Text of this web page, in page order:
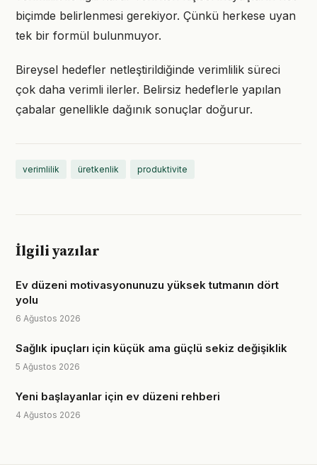
biçimde belirlenmesi gerekiyor. Çünkü herkese uyan
tek bir formül bulunmuyor.
Bireysel hedefler netleştirildiğinde verimlilik süreci
çok daha verimli ilerler. Belirsiz hedeflerle yapılan
çabalar genellikle dağınık sonuçlar doğurur.
verimlilik üretkenlik produktivite
İlgili yazılar
Ev düzeni motivasyonunuzu yüksek tutmanın dört
yolu
6 Ağustos 2026
Sağlık ipuçları için küçük ama güçlü sekiz değişiklik
5 Ağustos 2026
Yeni başlayanlar için ev düzeni rehberi
4 Ağustos 2026